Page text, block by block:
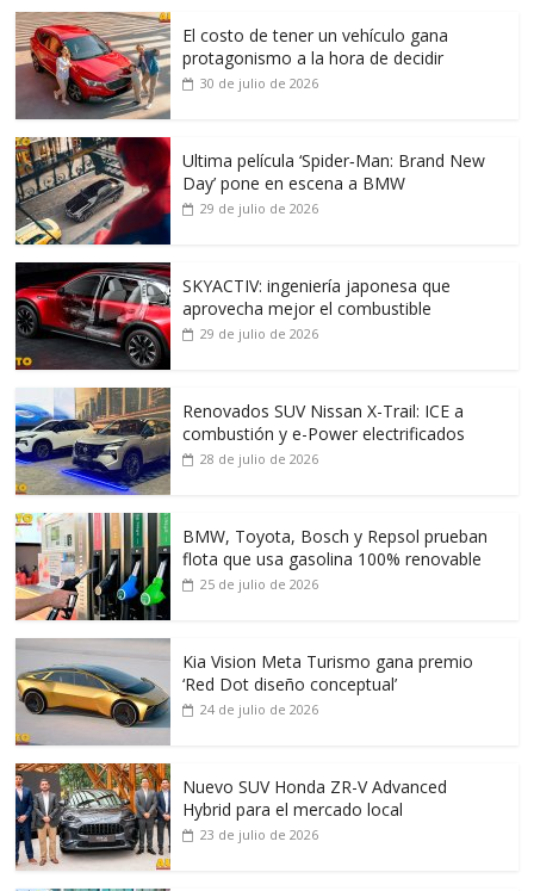
El costo de tener un vehículo gana
protagonismo a la hora de decidir
30 de julio de 2026
Ultima película ‘Spider‑Man: Brand New
Day’ pone en escena a BMW
29 de julio de 2026
SKYACTIV: ingeniería japonesa que
aprovecha mejor el combustible
29 de julio de 2026
Renovados SUV Nissan X-Trail: ICE a
combustión y e-Power electrificados
28 de julio de 2026
BMW, Toyota, Bosch y Repsol prueban
flota que usa gasolina 100% renovable
25 de julio de 2026
Kia Vision Meta Turismo gana premio
‘Red Dot diseño conceptual’
24 de julio de 2026
Nuevo SUV Honda ZR-V Advanced
Hybrid para el mercado local
23 de julio de 2026